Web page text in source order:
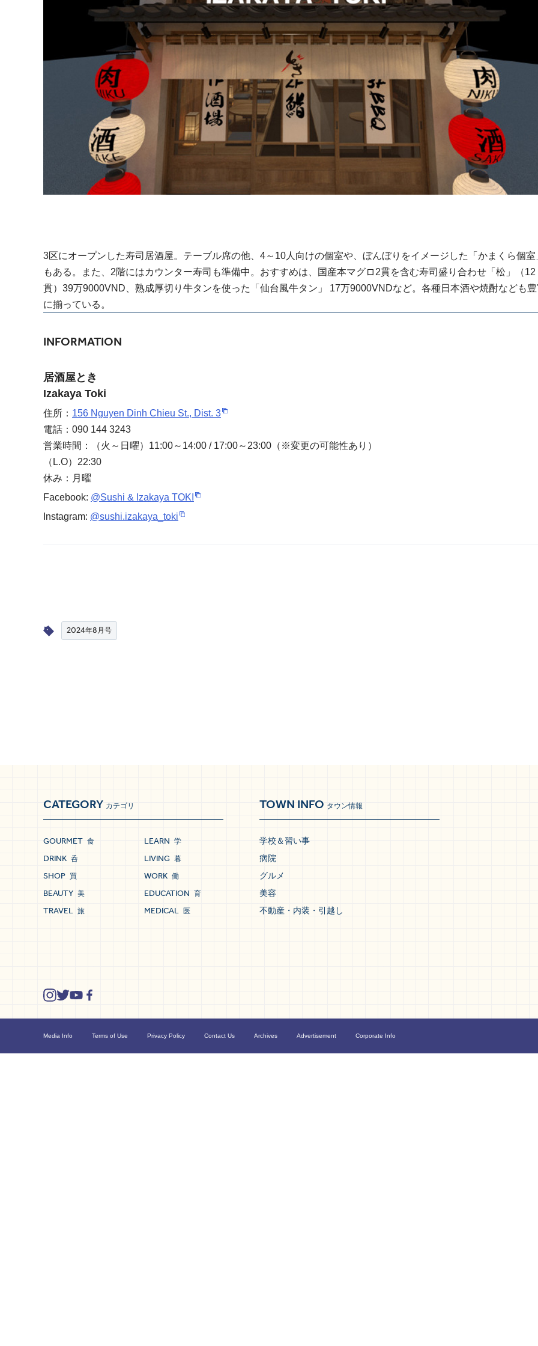
3区にオープンした寿司居酒屋。テーブル席の他、4～10人向けの個室や、ぼんぼりをイメージした「かまくら個室
もある。また、2階にはカウンター寿司も準備中。おすすめは、国産本マグロ2貫を含む寿司盛り合わせ「松」（12
貫）39万9000VND、熟成厚切り牛タンを使った「仙台風牛タン」 17万9000VNDなど。各種日本酒や焼酎なども
に揃っている。
INFORMATION
居酒屋とき
Izakaya Toki
住所： 156 Nguyen Dinh Chieu St., Dist. 3
電話：090 144 3243
営業時間：（火～日曜）11:00～14:00 / 17:00～23:00（※変更の可能性あり）
（L.O）22:30
休み：月曜
Facebook: @Sushi & Izakaya TOKI
Instagram: @sushi.izakaya_toki
2024年8月号
CATEGORY カテゴリ
GOURMET 食
DRINK 呑
SHOP 買
BEAUTY 美
TRAVEL 旅
LEARN 学
LIVING 暮
WORK 働
EDUCATION 育
MEDICAL 医
TOWN INFO タウン情報
学校＆習い事
病院
グルメ
美容
不動産・内装・引越し
Media Info Terms of Use Privacy Policy Contact Us Archives Advertisement Corporate Info